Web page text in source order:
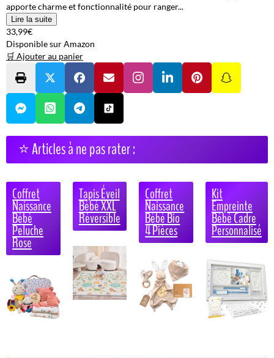
apporte charme et fonctionnalité pour ranger...
Lire la suite
33,99€
Disponible sur Amazon
🛒 Ajouter au panier
⭐ Articles à ne pas rater :
Coffret
Naissance
Bébé
Peluche
Rose
Tapis Éveil
Bébé XXL
Réversible
Coffret
Naissance
Bébé Bio
4 Pièces
Kit
Empreinte
Bébé Cadre
Personnalisé